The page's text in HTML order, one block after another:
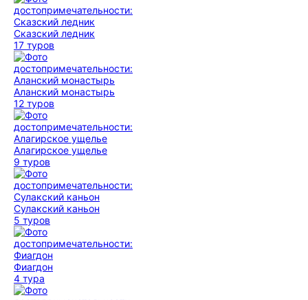
Сказский ледник
17 туров
Аланский монастырь
12 туров
Алагирское ущелье
9 туров
Сулакский каньон
5 туров
Фиагдон
4 тура